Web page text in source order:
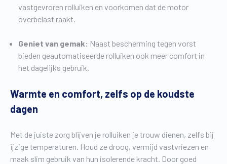
vastgevroren rolluiken en voorkomen dat de motor
overbelast raakt.
Geniet van gemak: Naast bescherming tegen vorst
bieden geautomatiseerde rolluiken ook meer comfort in
het dagelijks gebruik.
Warmte en comfort, zelfs op de koudste
dagen
Met de juiste zorg blijven je rolluiken je trouw dienen, zelfs bij
ijzige temperaturen. Houd ze droog, vermijd vastvriezen en
maak slim gebruik van hun isolerende kracht. Door goed